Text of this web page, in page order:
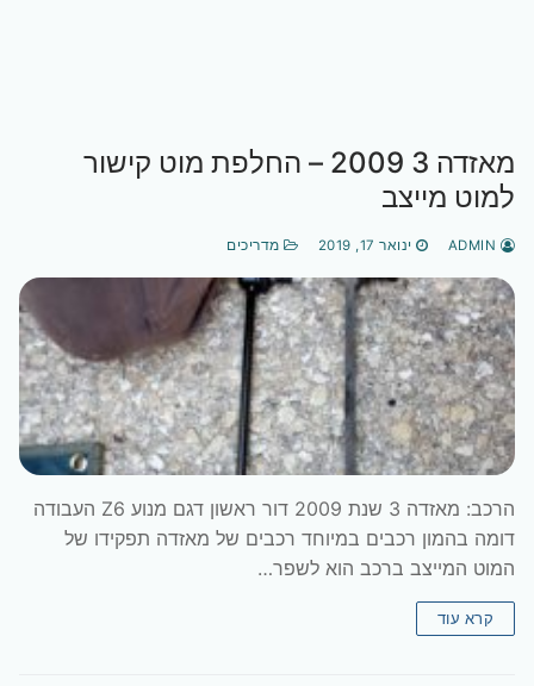
מאזדה 3 2009 – החלפת מוט קישור
למוט מייצב
ינואר 17, 2019 מדריכים
הרכב: מאזדה 3 שנת 2009 דור ראשון דגם מנוע Z6 העבודה
דומה בהמון רכבים במיוחד רכבים של מאזדה תפקידו של
המוט המייצב ברכב הוא לשפר…
קרא עוד